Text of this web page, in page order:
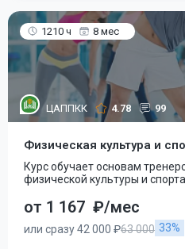
1210 ч 8 мес
ЦАППКК 4.78 99
Физическая культура и
Курс обучает основам
физической культуры и спорта.
от 1 167 ₽/мес
или сразу 42 000 ₽63 000 33%